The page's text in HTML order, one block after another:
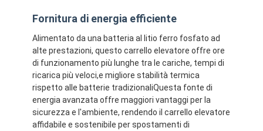
blog
Ora chiacchieri
Veicolo a guida automatica AGV
Camione elevatore senza equipaggio intelligente
Fornitura di energia efficiente
Alimentato da una batteria al litio ferro fosfato ad
alte prestazioni, questo carrello elevatore offre ore
di funzionamento più lunghe tra le cariche, tempi di
ricarica più veloci,e migliore stabilità termica
rispetto alle batterie tradizionaliQuesta fonte di
energia avanzata offre maggiori vantaggi per la
sicurezza e l'ambiente, rendendo il carrello elevatore
affidabile e sostenibile per spostamenti di